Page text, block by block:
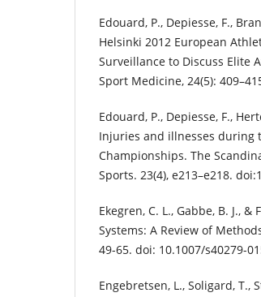
Edouard, P., Depiesse, F.,
Helsinki 2012 European
Surveillance to Discuss Elite
Sport Medicine, 24(5):
Edouard, P., Depiesse, F.,
Injuries and illnesses during
Championships. The
Sports. 23(4), e213–e218.
Ekegren, C. L., Gabbe, B. J.,
Systems: A Review of
49-65. doi: 10.1007/s40279-
Engebretsen, L., Soligard, T.,